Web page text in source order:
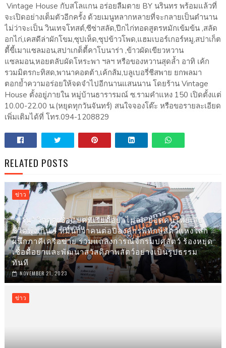
Vintage House กับสโลแกน อร่อยลืมตาย BY นรินทร พร้อมแล้วที่
จะเปิดอย่างเต็มตัวอีกครั้ง ด้วยเมนูหลากหลายที่จะกลายเป็นตำนาน
ไม่ว่าจะเป็น วินเทจโทสต์,ซีซ่าสลัด,ปีกไก่ทอดสูตรหมักเข้มข้น ,สลัด
อกไก่,เคสดีล่าผักโขม,ซุปเห็ด,ซุปข้าวโพด,แฮมเบอร์เกอร์หมู,สปาเก็ต
ตี้ขี้เมาแซลมอน,สปาเกต็ตี้คาโบนาร่า ,ข้าวผัดเขียวหวาน
แซลมอน,หอยตลับผัดโหระพา ฯลฯ หรือของหวานสุดล้ำ อาทิ เค้ก
รวมมิตรกะทิสด,พานาคอตต้า,เค้กส้ม,บลูเบอรี่ชีสพาย ยกพลมา
ตอกย้ำความอร่อยให้จดจำไปอีกนานแสนนาน โดยร้าน Vintage
House ตั้งอยู่ภายใน หมู่บ้านธารารมณ์ ซ.รามคำแหง 150 เปิดตั้งแต่
10.00-22.00 น.(หยุดทุกวันจันทร์) สนใจจองโต๊ะ หรือขอรายละเอียด
เพิ่มเติมได้ที่ โทร.094-1208829
RELATED POSTS
ข่าว
“หวั่น”​ วิกฤตเชื้อแบคทีเรียดื้อยาไม่ลด ยอดคนไทยเสีย
ชีวิตพุ่งเกิน 4 หมื่นกว่าคนต่อปีองค์กรพิทักษ์สัตว์แห่งโลก
ผนึกภาคีเครือข่าย ร่วมแถลงการณ์จี้กรมปศุสัตว์ ร้องหยุด
เชื้อดื้อยาและพัฒนาสวัสดิภาพสัตว์อย่างเป็นรูปธรรม
ทันที
NOVEMBER 21, 2023
ข่าว